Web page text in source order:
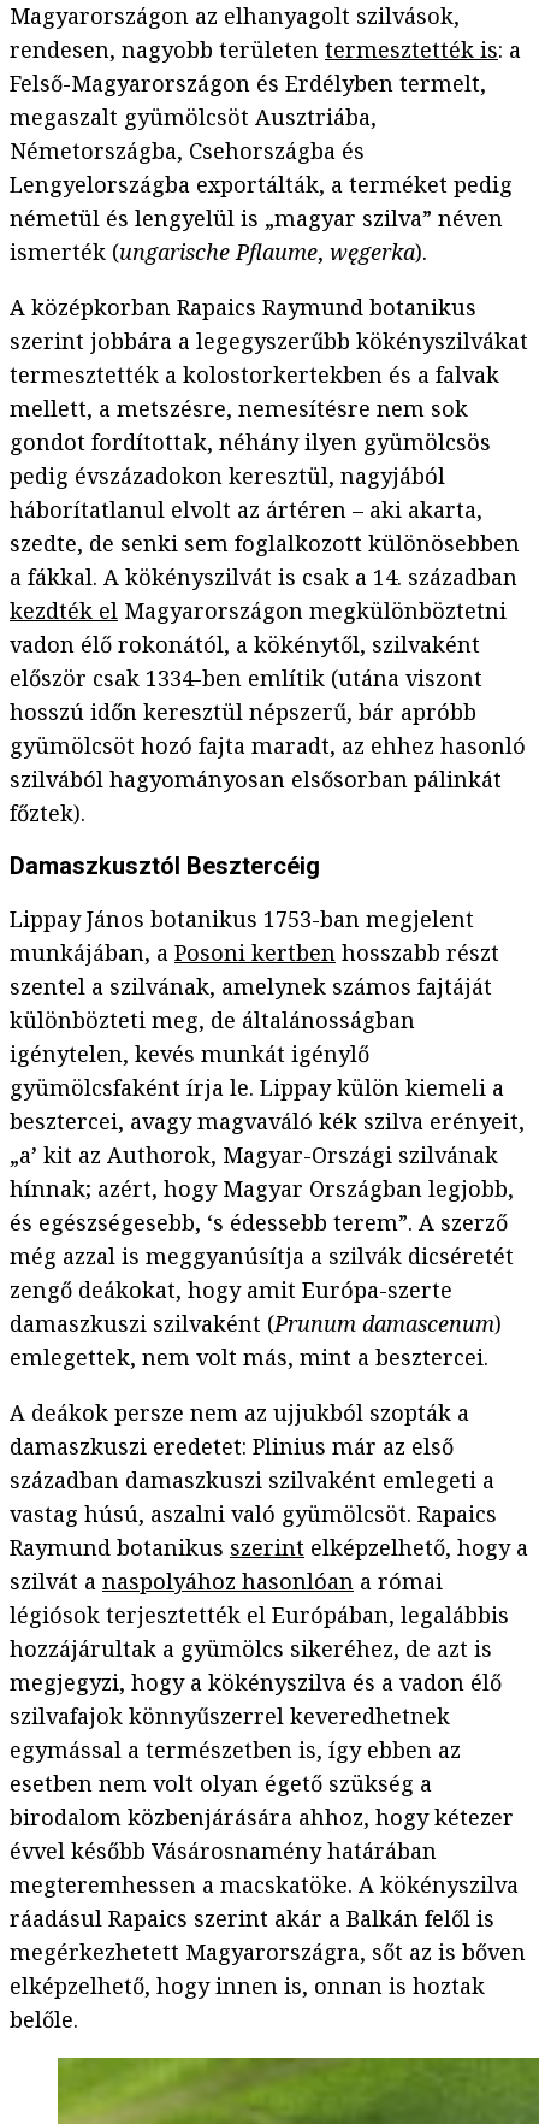
Magyarországon az elhanyagolt szilvások,
rendesen, nagyobb területen termesztették is: a
Felső-Magyarországon és Erdélyben termelt,
megaszalt gyümölcsöt Ausztriába,
Németországba, Csehországba és
Lengyelországba exportálták, a terméket pedig
németül és lengyelül is „magyar szilva” néven
ismerték (ungarische Pflaume, węgerka).
A középkorban Rapaics Raymund botanikus
szerint jobbára a legegyszerűbb kökényszilvákat
termesztették a kolostorkertekben és a falvak
mellett, a metszésre, nemesítésre nem sok
gondot fordítottak, néhány ilyen gyümölcsös
pedig évszázadokon keresztül, nagyjából
háborítatlanul elvolt az ártéren – aki akarta,
szedte, de senki sem foglalkozott különösebben
a fákkal. A kökényszilvát is csak a 14. században
kezdték el Magyarországon megkülönböztetni
vadon élő rokonától, a kökénytől, szilvaként
először csak 1334-ben említik (utána viszont
hosszú időn keresztül népszerű, bár apróbb
gyümölcsöt hozó fajta maradt, az ehhez hasonló
szilvából hagyományosan elsősorban pálinkát
főztek).
Damaszkusztól Besztercéig
Lippay János botanikus 1753-ban megjelent
munkájában, a Posoni kertben hosszabb részt
szentel a szilvának, amelynek számos fajtáját
különbözteti meg, de általánosságban
igénytelen, kevés munkát igénylő
gyümölcsfaként írja le. Lippay külön kiemeli a
besztercei, avagy magvaváló kék szilva erényeit,
„a’ kit az Authorok, Magyar-Országi szilvának
hínnak; azért, hogy Magyar Országban legjobb,
és egészségesebb, ‘s édessebb terem”. A szerző
még azzal is meggyanúsítja a szilvák dicséretét
zengő deákokat, hogy amit Európa-szerte
damaszkuszi szilvaként (Prunum damascenum)
emlegettek, nem volt más, mint a besztercei.
A deákok persze nem az ujjukból szopták a
damaszkuszi eredetet: Plinius már az első
században damaszkuszi szilvaként emlegeti a
vastag húsú, aszalni való gyümölcsöt. Rapaics
Raymund botanikus szerint elképzelhető, hogy a
szilvát a naspolyához hasonlóan a római
légiósok terjesztették el Európában, legalábbis
hozzájárultak a gyümölcs sikeréhez, de azt is
megjegyzi, hogy a kökényszilva és a vadon élő
szilvafajok könnyűszerrel keveredhetnek
egymással a természetben is, így ebben az
esetben nem volt olyan égető szükség a
birodalom közbenjárására ahhoz, hogy kétezer
évvel később Vásárosnamény határában
megteremhessen a macskatöke. A kökényszilva
ráadásul Rapaics szerint akár a Balkán felől is
megérkezhetett Magyarországra, sőt az is bőven
elképzelhető, hogy innen is, onnan is hoztak
belőle.